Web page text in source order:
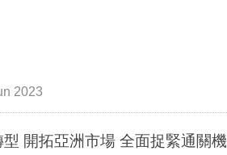
2023
開拓亞洲市場 全面捉緊通關機